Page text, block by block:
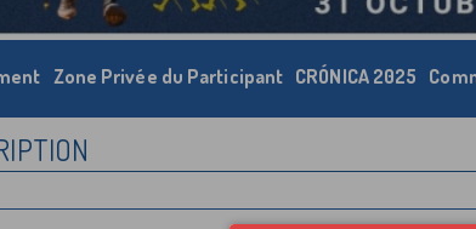
Zone Privée du Participant CRÓNICA 2025